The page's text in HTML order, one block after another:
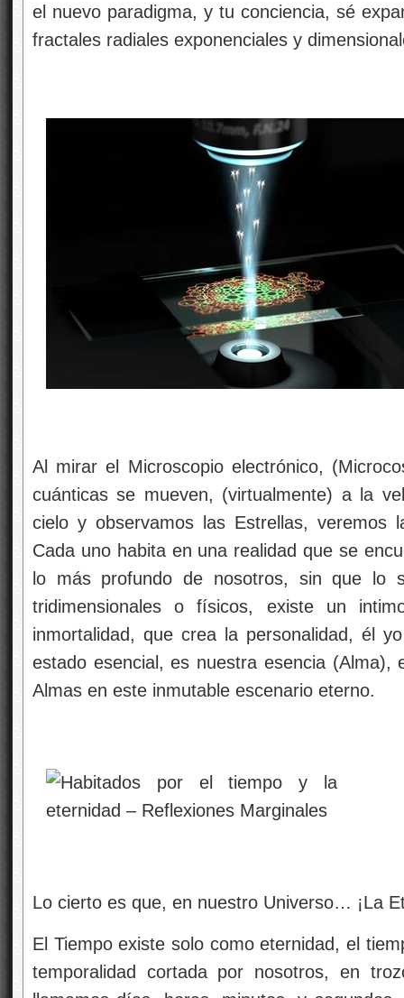
el nuevo paradigma, y tu conciencia, sé
fractales radiales exponenciales y
Al mirar el Microscopio electrónico,
cuánticas se mueven, (virtualmente) a la
cielo y observamos las Estrellas, veremos
Cada uno habita en una realidad que se
lo más profundo de nosotros, sin que lo
tridimensionales o físicos, existe un
inmortalidad, que crea la personalidad, él
estado esencial, es nuestra esencia (Alma),
Almas en este inmutable escenario eterno.
Lo cierto es que, en nuestro Universo… ¡La
El Tiempo existe solo como eternidad, el
temporalidad cortada por nosotros, en